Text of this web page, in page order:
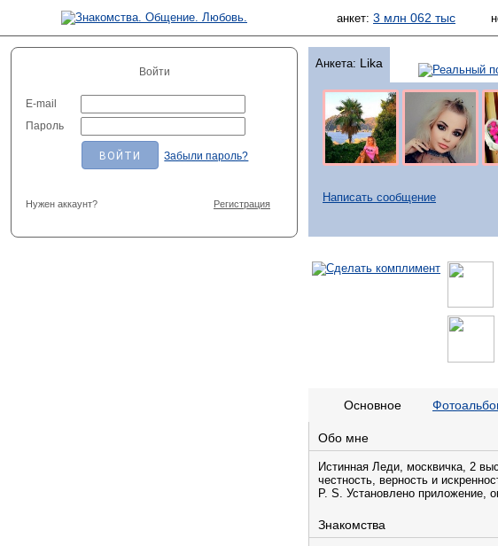
анкет: 3 млн 062 тыс
Войти
E-mail
Пароль
Забыли пароль?
Нужен аккаунт? Регистрация
Анкета: Lika
Написать сообщение
Основное
Обо мне
Истинная Леди, москвичка, 2
честность, верность и
P. S. Установлено приложение,
Знакомства